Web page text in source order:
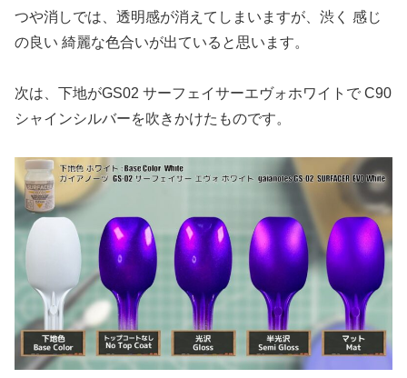
つや消しでは、透明感が消えてしまいますが、渋く 感じ
の良い 綺麗な色合いが出ていると思います。
次は、下地がGS02 サーフェイサーエヴォホワイトで C90
シャインシルバーを吹きかけたものです。